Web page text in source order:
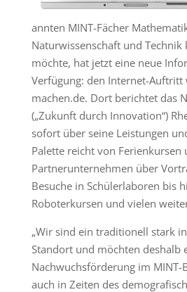
annten MINT-Fächer
Naturwissenschaft und Technik
möchte, hat jetzt eine neue
Verfügung: den Internet-
machen.de. Dort berichtet das
(„Zukunft durch Innovation“)
sofort über seine Leistungen
Palette reicht von Ferienkursen
Partnerunternehmen über
Besuche in Schülerlaboren bis
Roboterkursen und vielen
„Wir sind ein traditionell stark
Standort und möchten deshalb
Nachwuchsförderung im MINT-
auch in Zeiten des